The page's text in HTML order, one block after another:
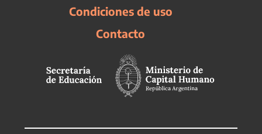
Condiciones de uso
Contacto